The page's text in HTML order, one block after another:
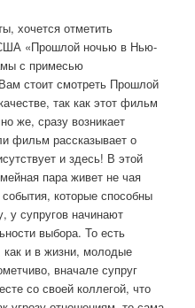
хочется отметить
«Прошлой ночью в Нью-
с примесью
стоит смотреть Прошлой
так как этот фильм
же, сразу возникает
фильм рассказывает о
и здесь! В этой
пара живет не чая
которые способны
у супругов начинают
выбора. То есть
и в жизни, молодые
вначале супруг
со своей коллегой, что